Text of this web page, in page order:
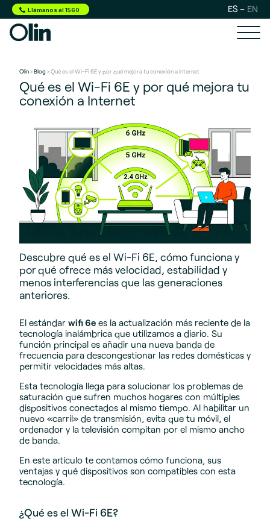
Llámanos al 1560 ES EN
Olin>Blog > Qué es el Wi-Fi 6E y por qué mejora tu conexión a Internet
Qué es el Wi-Fi 6E y por qué mejora tu
conexión a Internet
Descubre qué es el Wi-Fi 6E, cómo funciona y
por qué ofrece más velocidad, estabilidad y
menos interferencias que las generaciones
anteriores.
El estándar wifi 6e es la actualización más reciente de la
tecnología inalámbrica que utilizamos a diario. Su
función principal es añadir una nueva banda de
frecuencia para descongestionar las redes domésticas y
permitir velocidades más altas.
Esta tecnología llega para solucionar los problemas de
saturación que sufren muchos hogares con múltiples
dispositivos conectados al mismo tiempo. Al habilitar un
nuevo «carril» de transmisión, evita que tu móvil, el
ordenador y la televisión compitan por el mismo ancho
de banda.
En este artículo te contamos cómo funciona, sus
ventajas y qué dispositivos son compatibles con esta
tecnología.
¿Qué es el Wi-Fi 6E?